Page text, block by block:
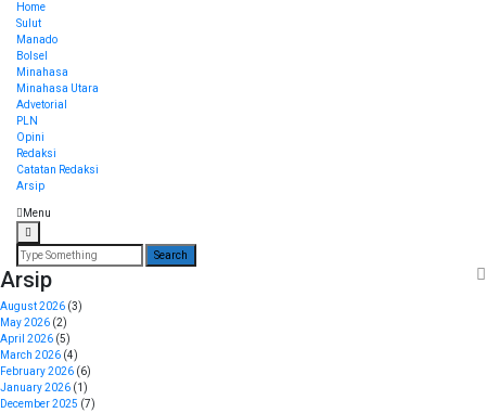
Home
Sulut
Manado
Bolsel
Minahasa
Minahasa Utara
Advetorial
PLN
Opini
Redaksi
Catatan Redaksi
Arsip
Menu
Search
for:
Arsip
August 2026 (3)
May 2026 (2)
April 2026 (5)
March 2026 (4)
February 2026 (6)
January 2026 (1)
December 2025 (7)